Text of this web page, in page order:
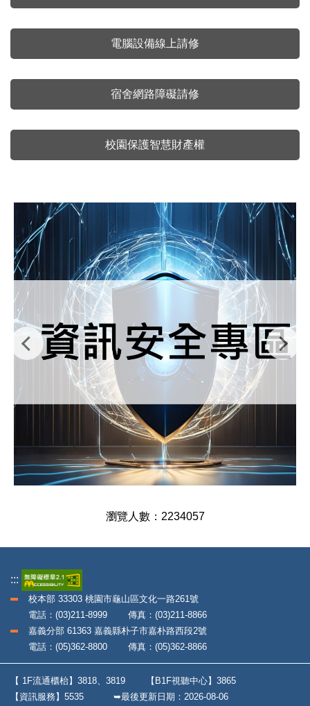
電腦設備線上請修
宿舍網路障礙請修
校園保護智慧財產權
2234057
:::
校本部 33303 桃園市龜山區文化一路261號
電話：(03)211-8999 傳真：(03)211-8866
嘉義分部 61363 嘉義縣朴子市嘉朴路西段2號
電話：(05)362-8800 傳真：(05)362-8866
【 1F流通櫃枱】3818、3819
【B1F視聽中心】3865
【資訊服務】5535
2026-08-06
➥最後更新日期：